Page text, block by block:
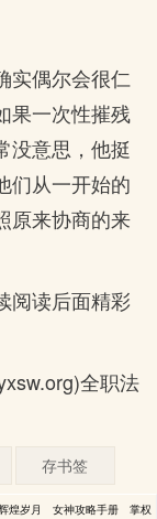
实偶尔会很仁
果一次性摧残
没意思，他挺
们从一开始的
原来协商的来
阅读后面精彩
全职法
存书签
煌岁月 女神攻略手册
掌权